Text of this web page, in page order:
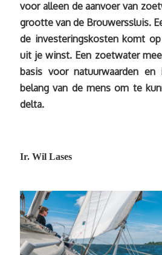
voor alleen de aanvoer van
grootte van de Brouwerssluis.
de investeringskosten komt
uit je winst. Een zoetwater
basis voor natuurwaarden
belang van de mens om te
delta.
Ir. Wil Lases